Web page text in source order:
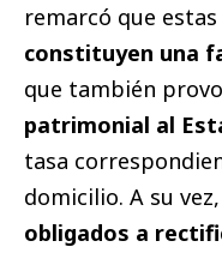
remarcó que
constituyen una
que también
patrimonial al
tasa
domicilio. A su
obligados a